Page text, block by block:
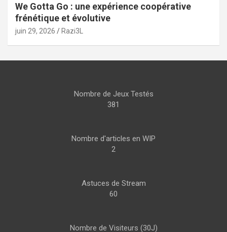
We Gotta Go : une expérience coopérative
frénétique et évolutive
juin 29, 2026 Razi3L
Nombre de Jeux Testés
381
Nombre d'articles en WIP
2
Astuces de Stream
60
Nombre de Visiteurs (30J)